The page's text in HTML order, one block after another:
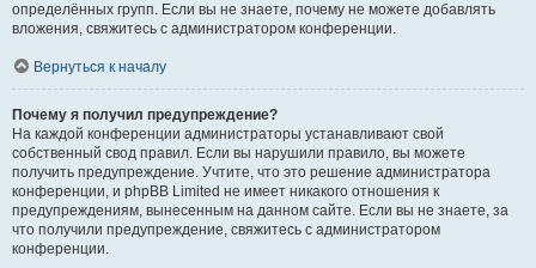
определённых групп. Если вы не знаете, почему не можете добавлять
вложения, свяжитесь с администратором конференции.
Вернуться к началу
Почему я получил предупреждение?
На каждой конференции администраторы устанавливают свой
собственный свод правил. Если вы нарушили правило, вы можете
получить предупреждение. Учтите, что это решение администратора
конференции, и phpBB Limited не имеет никакого отношения к
предупреждениям, вынесенным на данном сайте. Если вы не знаете, за
что получили предупреждение, свяжитесь с администратором
конференции.